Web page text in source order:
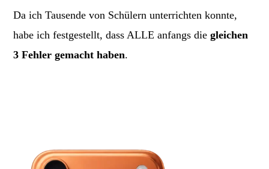
Da ich Tausende von Schülern unterrichten konnte,
habe ich festgestellt, dass ALLE anfangs diegleichen
3 Fehler gemacht haben.